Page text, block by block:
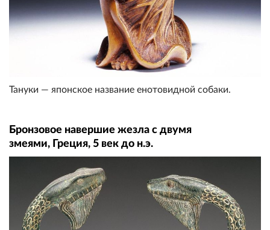
Тануки — японское название енотовидной собаки.
Бронзовое навершие жезла с двумя
змеями, Греция, 5 век до н.э.